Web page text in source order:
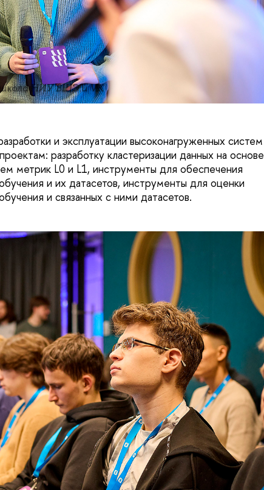
НИУ ВШЭ и VK
и эксплуатации высоконагруженных систем
разработку кластеризации данных на основе
метрик L0 и L1, инструменты для обеспечения
и их датасетов, инструменты для оценки
и связанных с ними датасетов.